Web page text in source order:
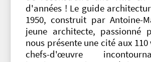
d'années ! Le guide
1950, construit par Antoine-
jeune architecte, passionné
nous présente une cité aux 110
chefs-d'œuvre